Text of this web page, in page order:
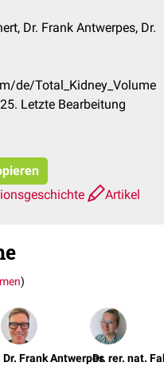
Dr. Frank Antwerpes, Dr.
de/Total_Kidney_Volume
Letzte Bearbeitung
Artikel
)
Dr. Frank AntwerpesDr. rer. nat.